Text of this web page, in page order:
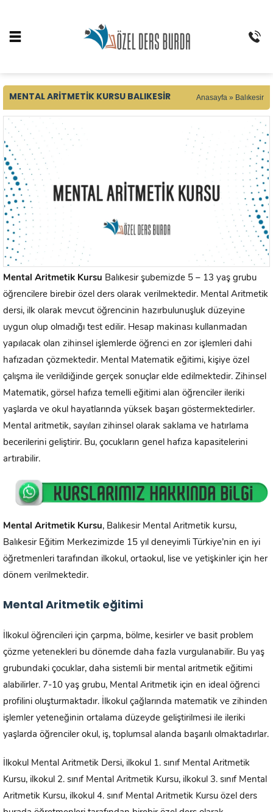
MENTAL ARITMETIK KURSU BALIKESIR Anasayfa » Balıkesir
Mental Aritmetik Kursu Balıkesir şubemizde 5 – 13 yaş grubu
öğrencilere birebir özel ders olarak verilmektedir. Mental Aritmetik
dersi, ilk olarak mevcut öğrencinin hazırbulunuşluk düzeyine
uygun olup olmadığı test edilir. Hesap makinası kullanmadan
yapılacak olan zihinsel işlemlerde öğrenci en zor işlemleri dahi
hafızadan çözmektedir. Mental Matematik eğitimi, kişiye özel
çalışma ile verildiğinde gerçek sonuçlar elde edilmektedir. Zihinsel
Matematik, görsel hafıza temelli eğitimi alan öğrenciler ileriki
yaşlarda ve okul hayatlarında yüksek başarı göstermektedirler.
Mental aritmetik, sayıları zihinsel olarak saklama ve hatırlama
becerilerini geliştirir. Bu, çocukların genel hafıza kapasitelerini
artırabilir.
Mental Aritmetik Kursu, Balıkesir Mental Aritmetik kursu,
Balıkesir Eğitim Merkezimizde 15 yıl deneyimli Türkiye’nin en iyi
öğretmenleri tarafından ilkokul, ortaokul, lise ve yetişkinler için her
dönem verilmektedir.
Mental Aritmetik eğitimi
İlkokul öğrencileri için çarpma, bölme, kesirler ve basit problem
çözme yetenekleri bu dönemde daha fazla vurgulanabilir. Bu yaş
grubundaki çocuklar, daha sistemli bir mental aritmetik eğitimi
alabilirler. 7-10 yaş grubu, Mental Aritmetik için en ideal öğrenci
profilini oluşturmaktadır. İlkokul çağlarında matematik ve zihinden
işlemler yeteneğinin ortalama düzeyde geliştirilmesi ile ileriki
yaşlarda öğrenciler okul, iş, toplumsal alanda başarılı olmaktadırlar.
İlkokul Mental Aritmetik Dersi, ilkokul 1. sınıf Mental Aritmetik
Kursu, ilkokul 2. sınıf Mental Aritmetik Kursu, ilkokul 3. sınıf Mental
Aritmetik Kursu, ilkokul 4. sınıf Mental Aritmetik Kursu özel ders